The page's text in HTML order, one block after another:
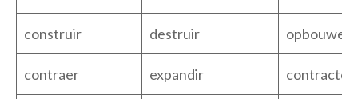
construir destruir opbouwen
contraer expandir